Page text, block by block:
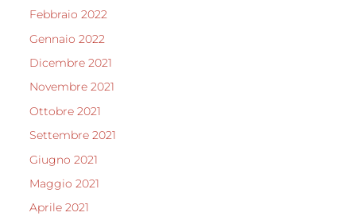
Febbraio 2022
Gennaio 2022
Dicembre 2021
Novembre 2021
Ottobre 2021
Settembre 2021
Giugno 2021
Maggio 2021
Aprile 2021